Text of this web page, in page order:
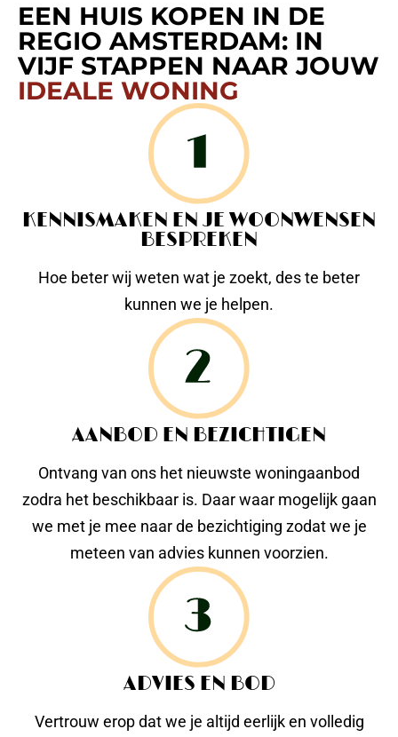
EEN HUIS KOPEN IN DE
REGIO AMSTERDAM: IN
VIJF STAPPEN NAAR JOUW
IDEALE WONING
KENNISMAKEN EN JE WOONWENSEN
BESPREKEN
Hoe beter wij weten wat je zoekt, des te beter
kunnen we je helpen.
AANBOD EN BEZICHTIGEN
Ontvang van ons het nieuwste woningaanbod
zodra het beschikbaar is. Daar waar mogelijk gaan
we met je mee naar de bezichtiging zodat we je
meteen van advies kunnen voorzien.
ADVIES EN BOD
Vertrouw erop dat we je altijd eerlijk en volledig